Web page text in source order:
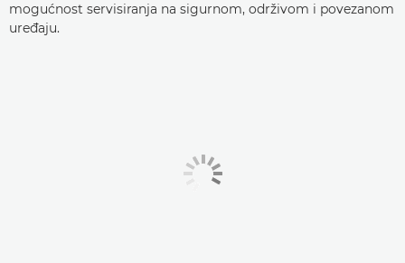
mogućnost servisiranja na sigurnom, održivom i povezanom
uređaju.